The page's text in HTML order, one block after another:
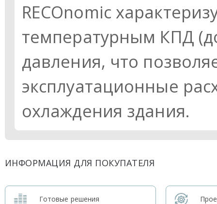
RECOnomic
температурным КПД
давления, что
эксплуатационные
охлаждения здания.
ИНФОРМАЦИЯ ДЛЯ ПОКУПАТЕЛЯ
Готовые решения